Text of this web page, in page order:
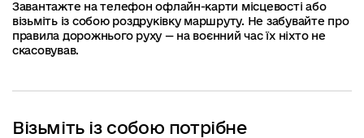
Завантажте на телефон офлайн-карти місцевості або
візьміть із собою роздруківку маршруту. Не забувайте про
правила дорожнього руху — на воєнний час їх ніхто не
скасовував.
Візьміть із собою потрібне